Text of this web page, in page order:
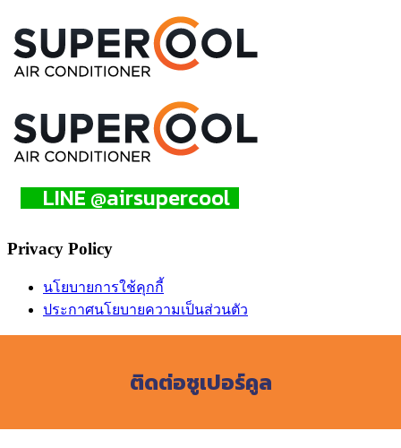
LINE @airsupercool
Privacy Policy
นโยบายการใช้คุกกี้
ประกาศนโยบายความเป็นส่วนตัว
ติดต่อซูเปอร์คูล